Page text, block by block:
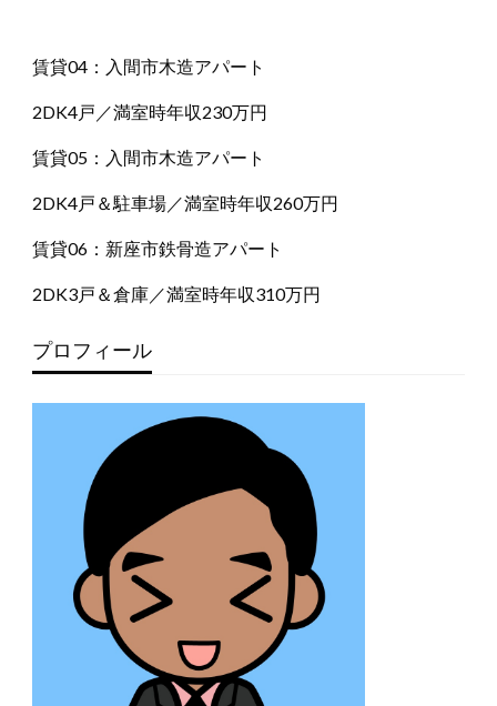
賃貸04：入間市木造アパート
2DK4戸／満室時年収230万円
賃貸05：入間市木造アパート
2DK4戸＆駐車場／満室時年収260万円
賃貸06：新座市鉄骨造アパート
2DK3戸＆倉庫／満室時年収310万円
プロフィール